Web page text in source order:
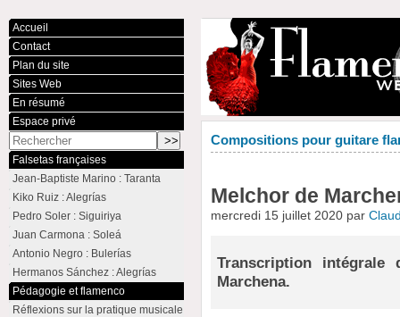
Compositions pour guitare
Melchor de
mercredi 15 juillet 2020 par
Transcription
Marchena.
Accueil
Contact
Plan du site
Sites Web
En résumé
Espace privé
Falsetas françaises
Jean-Baptiste Marino : Taranta
Kiko Ruiz : Alegrías
Pedro Soler : Siguiriya
Juan Carmona : Soleá
Antonio Negro : Bulerías
Hermanos Sánchez : Alegrías
Pédagogie et flamenco
Réflexions sur la pratique musicale